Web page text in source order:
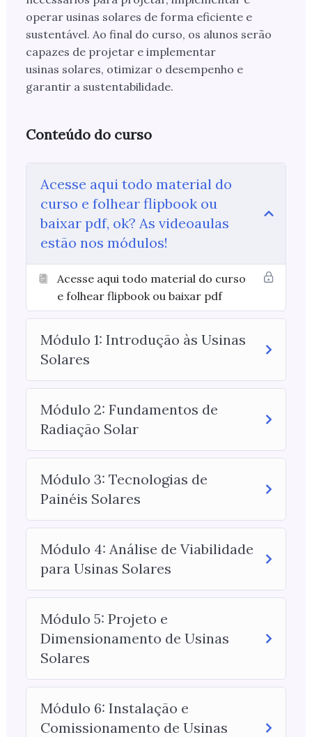
operar usinas solares de forma eficiente e
sustentável. Ao final do curso, os alunos serão
capazes de projetar e implementar
usinas solares, otimizar o desempenho e
garantir a sustentabilidade.
Conteúdo do curso
Acesse aqui todo material do
curso e folhear flipbook ou
baixar pdf, ok? As videoaulas
estão nos módulos!
Acesse aqui todo material do curso
e folhear flipbook ou baixar pdf
Módulo 1: Introdução às Usinas
Solares
Módulo 2: Fundamentos de
Radiação Solar
Módulo 3: Tecnologias de
Painéis Solares
Módulo 4: Análise de Viabilidade
para Usinas Solares
Módulo 5: Projeto e
Dimensionamento de Usinas
Solares
Módulo 6: Instalação e
Comissionamento de Usinas